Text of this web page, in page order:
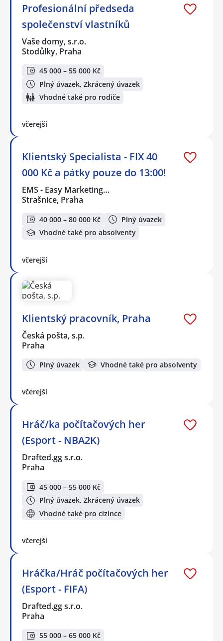
Profesionální předseda
společenství vlastníků
Vaše domy, s.r.o.
Stodůlky, Praha
45 000 – 55 000 Kč
Plný úvazek, Zkrácený úvazek
Vhodné také pro rodiče
včerejší
Klientský Specialista - FIX 40
000 Kč a pátky pouze do 13:00!
EMS - Easy Marketing…
Strašnice, Praha
40 000 – 80 000 Kč
Plný úvazek
Vhodné také pro absolventy
včerejší
Klientský pracovník, Praha
Česká pošta, s.p.
Praha
Plný úvazek Vhodné také pro absolventy
včerejší
Hráč/ka počítačových her
(Esport - NBA2K)
Drafted.gg s.r.o.
Praha
45 000 – 55 000 Kč
Plný úvazek, Zkrácený úvazek
Vhodné také pro cizince
včerejší
Hráčka/Hráč počítačových her
(Esport - FIFA)
Drafted.gg s.r.o.
Praha
55 000 – 65 000 Kč